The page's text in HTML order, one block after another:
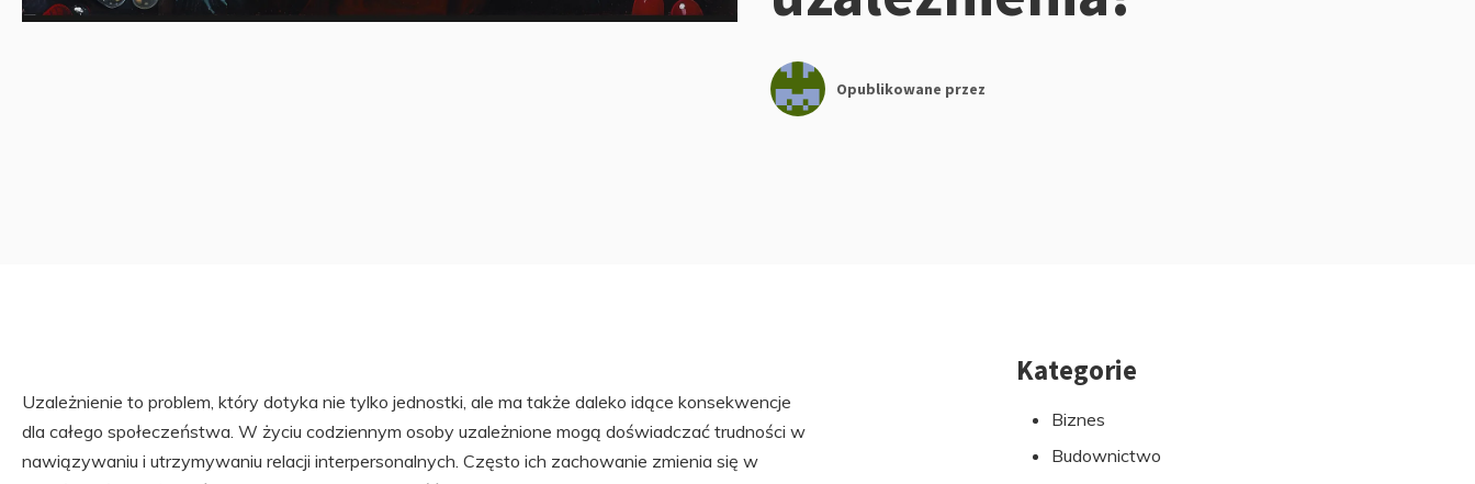
Opublikowane przez
Uzależnienie to problem, który dotyka nie tylko jednostki, ale ma także daleko idące konsekwencje
dla całego społeczeństwa. W życiu codziennym osoby uzależnione mogą doświadczać trudności w
nawiązywaniu i utrzymywaniu relacji interpersonalnych. Często ich zachowanie zmienia się w
PrzejdźKategorie
Biznes
Budownictwo